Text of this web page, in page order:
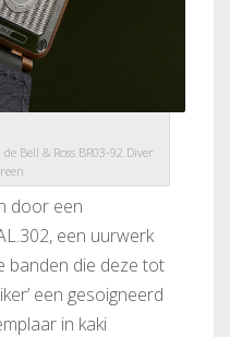
Bell & Ross BR03-92 Diver
door een
een uurwerk
banden die deze tot
een gesoigneerd
in kaki